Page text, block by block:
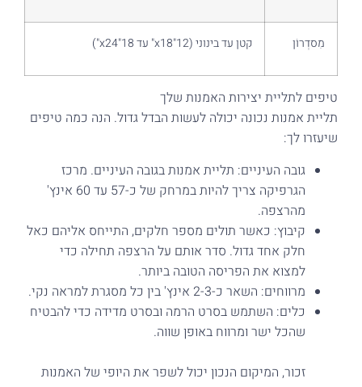
מִסדְרוֹן קטן עד בינוני (12"x18" עד 18"x24")
טיפים לתליית יצירות האמנות שלך
תליית אמנות נכונה יכולה לעשות הבדל גדול. הנה כמה טיפים
שיעזרו לך:
גובה העיניים: תליית אמנות בגובה העיניים. מרכז
הגרפיקה צריך להיות במרחק של כ-57 עד 60 אינץ'
מהרצפה.
קיבוץ: כאשר תולים מספר חלקים, התייחס אליהם כאל
חלק אחד גדול. סדר אותם על הרצפה תחילה כדי
למצוא את הפריסה הטובה ביותר.
מרווחים: השאר כ-2-3 אינץ' בין כל מסגרת למראה נקי.
כלים: השתמש בסרט הרמה ובסרט מדידה כדי להבטיח
שהכל ישר ומרווח באופן שווה.
זכור, המיקום הנכון יכול לשפר את היופי של האמנות